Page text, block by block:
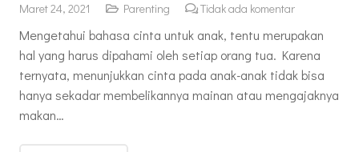
Maret 24, 2021 Parenting Tidak ada komentar
Mengetahui bahasa cinta untuk anak, tentu merupakan
hal yang harus dipahami oleh setiap orang tua. Karena
ternyata, menunjukkan cinta pada anak-anak tidak bisa
hanya sekadar membelikannya mainan atau mengajaknya
makan…